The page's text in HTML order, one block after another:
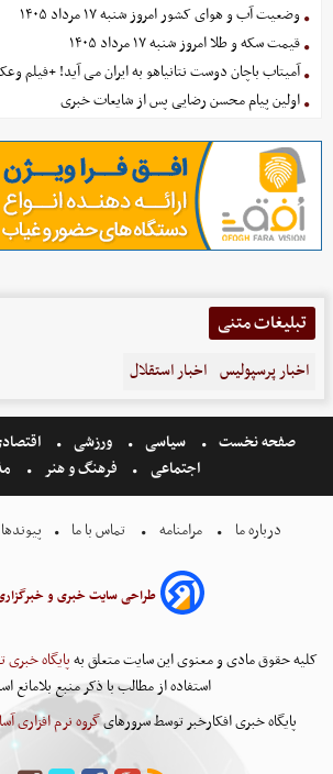
وضعیت آب و هوای کشور امروز شنبه ۱۷ مرداد ۱۴۰۵
قیمت سکه و طلا امروز شنبه ۱۷ مرداد ۱۴۰۵
آمیتاب باچان دوست نتانیاهو به ایران می آید! +فیلم
اولین پیام محسن رضایی پس از شایعات خبری
تبلیغات متنی
اخبار پرسپولیس اخبار استقلال
صفحه نخست سیاسی ورزشی
اجتماعی
فرهنگ و هنر
درباره ما مرامنامه تماس با ما پیوندها
طراحی سایت خبری و
کلیه حقوق مادی و معنوی این سایت متعلق بهپایگاه خبری
استفاده از مطالب با ذکر منبع بلامانع
پایگاه خبری افکارخبر توسط سرورهایگروه نرم افزاری